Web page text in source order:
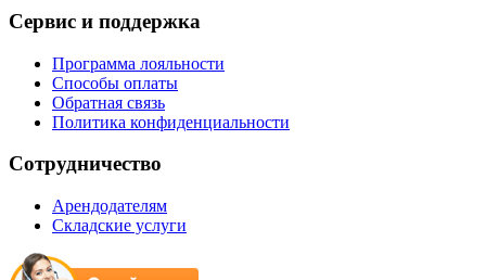
Сервис и поддержка
Программа лояльности
Способы оплаты
Обратная связь
Политика конфиденциальности
Сотрудничество
Арендодателям
Складские услуги